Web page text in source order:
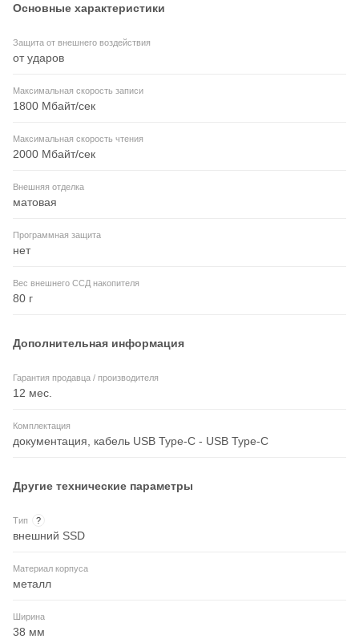
Основные характеристики
Защита от внешнего воздействия
от ударов
Максимальная скорость записи
1800 Мбайт/сек
Максимальная скорость чтения
2000 Мбайт/сек
Внешняя отделка
матовая
Программная защита
нет
Вес внешнего ССД накопителя
80 г
Дополнительная информация
Гарантия продавца / производителя
12 мес.
Комплектация
документация, кабель USB Type-C - USB Type-C
Другие технические параметры
Тип ?
внешний SSD
Материал корпуса
металл
Ширина
38 мм